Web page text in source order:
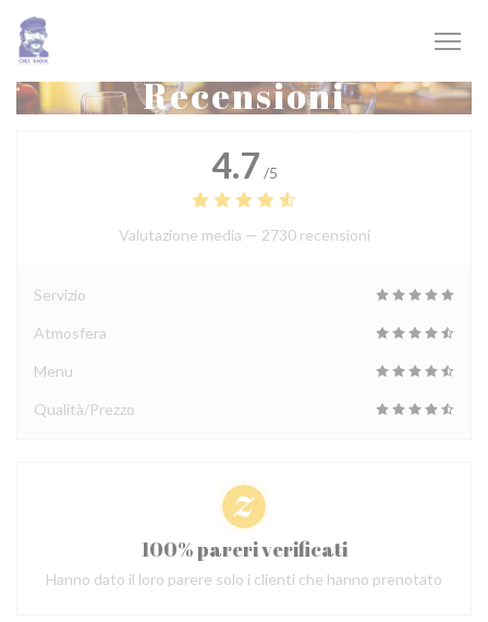
Personalizzazione delle tue scelte sui cookie
Recensioni
4.7 /5
Valutazione media — 2730 recensioni
Servizio
Atmosfera
Menu
Qualità/Prezzo
100% pareri verificati
Hanno dato il loro parere solo i clienti che hanno prenotato